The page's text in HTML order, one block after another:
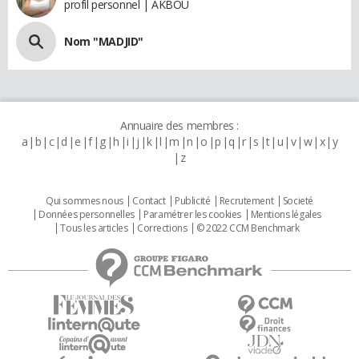
profil personnel | AKBOU
Nom "MADJID"
Annuaire des membres :
a b c d e f g h i j k l m n o p q r s t u v w x y
z
Qui sommes nous Contact Publicité Recrutement
Societé
Données personnelles
Paramétrer les cookies
Mentions légales
Tous les articles
Corrections © 2022 CCM Benchmark